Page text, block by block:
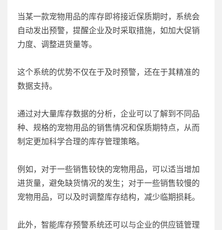
当某一款宠物用品的库存即将接近保质期时，系统会
自动发出预警，提醒企业及时采取措施，如加大促销
力度、调整进货量等。
这个系统的优势不仅在于及时预警，还在于其精准的
数据支持。
通过对大量库存数据的分析，企业可以了解到不同品
种、规格的宠物用品的销售情况和保质期特点，从而
制定更加科学合理的库存管理策略。
例如，对于一些销售较快的宠物用品，可以适当增加
进货量，避免缺货情况的发生；对于一些销售较慢的
宠物用品，可以及时调整库存结构，减少临期损耗。
此外，智能库存预警系统还可以与企业的供应链管理